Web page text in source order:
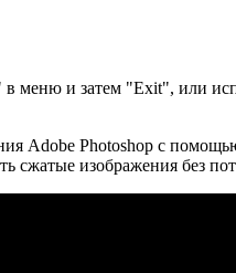
меню и затем "Exit", или
Adobe Photoshop с
сжатые изображения без